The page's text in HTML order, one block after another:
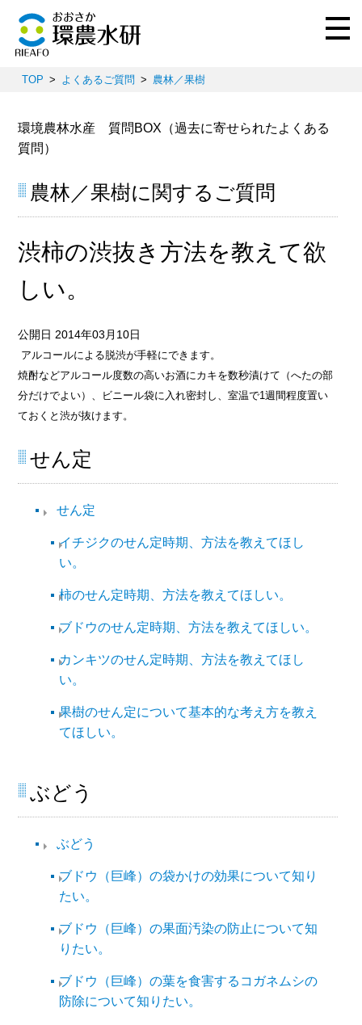
TOP よくあるご質問 農林／果樹
環境農林水産 質問BOX（過去に寄せられたよくある
質問）
農林／果樹に関するご質問
渋柿の渋抜き方法を教えて欲
しい。
公開日 2014年03月10日
アルコールによる脱渋が手軽にできます。
焼酎などアルコール度数の高いお酒にカキを数秒漬けて（へたの部
分だけでよい）、ビニール袋に入れ密封し、室温で1週間程度置い
ておくと渋が抜けます。
せん定
せん定
イチジクのせん定時期、方法を教えてほし
い。
柿のせん定時期、方法を教えてほしい。
ブドウのせん定時期、方法を教えてほしい。
カンキツのせん定時期、方法を教えてほし
い。
果樹のせん定について基本的な考え方を教え
てほしい。
ぶどう
ぶどう
ブドウ（巨峰）の袋かけの効果について知り
たい。
ブドウ（巨峰）の果面汚染の防止について知
りたい。
ブドウ（巨峰）の葉を食害するコガネムシの
防除について知りたい。